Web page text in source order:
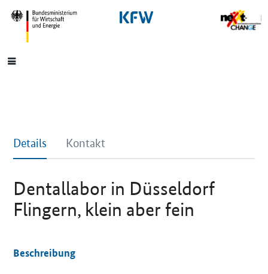
SrOnlyNavigation
Hauptmenü
Details Kontakt
Dentallabor in Düsseldorf
Flingern, klein aber fein
Beschreibung